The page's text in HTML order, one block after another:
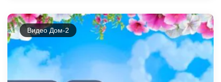
Видео Дом-2